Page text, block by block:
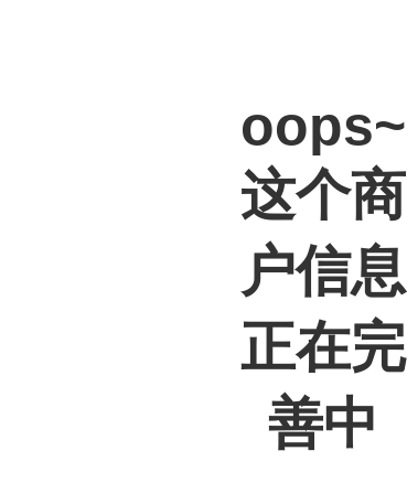
oops~
这个商
户信息
正在完
善中